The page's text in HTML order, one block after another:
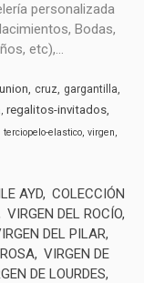
personalizada
Bodas,
etc),...
cruz gargantilla
regalitos-invitados
terciopelo-elastico virgen
AYD COLECCIÓN
VIRGEN DEL ROCÍO
DEL PILAR
VIRGEN DE
DE LOURDES